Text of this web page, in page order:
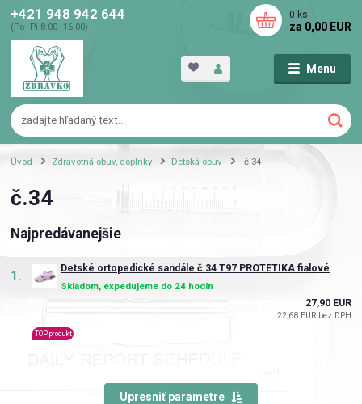
Menu
+421 948 942 644
(Po–Pi 8:00–16:00)
0 ks
za 0,00 EUR
Úvod Zdravotná obuv, doplnky Detská obuv č.34
č.34
Najpredávanejšie
1.
Detské ortopedické sandále č.34 T97 PROTETIKA fialové
Skladom, expedujeme do 24 hodín
TOP produkt
27,90 EUR
22,68 EUR bez DPH
Upresniť parametre